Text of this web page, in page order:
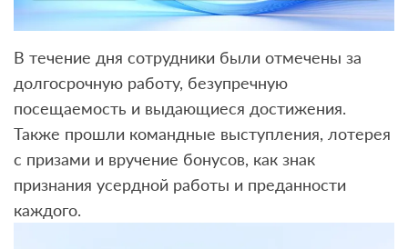
В течение дня сотрудники были отмечены за
долгосрочную работу, безупречную
посещаемость и выдающиеся достижения.
Также прошли командные выступления, лотерея
с призами и вручение бонусов, как знак
признания усердной работы и преданности
каждого.